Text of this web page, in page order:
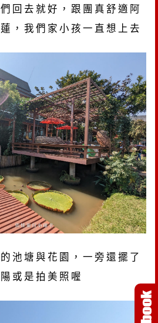
回去就好，跟團真舒適阿
，我們家小孩一直想上去
池塘與花園，一旁還擺了
或是拍美照喔